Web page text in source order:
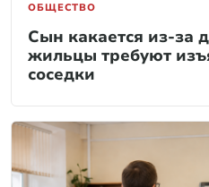
ОБЩЕСТВО
Сын какается из-за
жильцы требуют
соседки